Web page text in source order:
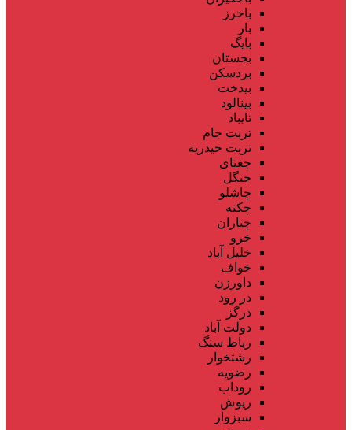
باخرز
بار
بایگ
بجستان
بردسکن
بیدخت
بینالود
تایباد
تربت جام
تربت حیدریه
جغتای
جنگل
چاشلو
چکنه
چناران
خرو
خلیل آباد
خواف
داورزن
در رود
درگز
دولت آباد
رباط سنگ
رشتخوار
رضویه
روداب
ریوش
سبزوار